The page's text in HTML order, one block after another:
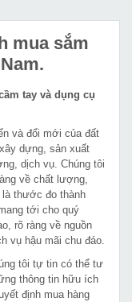
mua sắm
tay và dụng cụ
và đổi mới của đất
dựng, sản xuất
dịch vụ. Chúng tôi
về chất lượng,
là thước đo thành
tới cho quý
rõ ràng về nguồn
vụ hậu mãi chu đáo.
tôi tự tin có thể tư
thông tin hữu ích
định mua hàng